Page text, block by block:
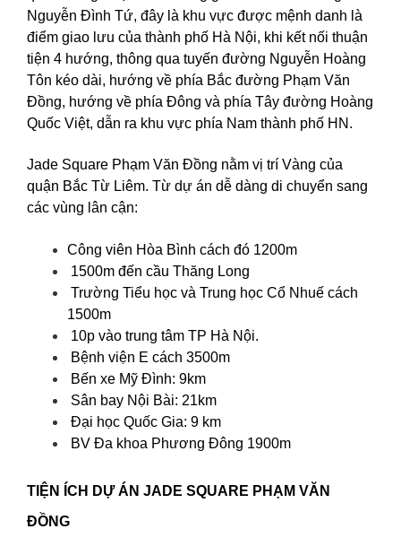
Nguyễn Đình Tứ, đây là khu vực được mệnh danh là
điểm giao lưu của thành phố Hà Nội, khi kết nối thuận
tiện 4 hướng, thông qua tuyến đường Nguyễn Hoàng
Tôn kéo dài, hướng về phía Bắc đường Phạm Văn
Đồng, hướng về phía Đông và phía Tây đường Hoàng
Quốc Việt, dẫn ra khu vực phía Nam thành phố HN.
Jade Square Phạm Văn Đồng nằm vị trí Vàng của
quận Bắc Từ Liêm. Từ dự án dễ dàng di chuyển sang
các vùng lân cận:
Công viên Hòa Bình cách đó 1200m
1500m đến cầu Thăng Long
Trường Tiểu học và Trung học Cổ Nhuế cách
1500m
10p vào trung tâm TP Hà Nội.
Bệnh viện E cách 3500m
Bến xe Mỹ Đình: 9km
Sân bay Nội Bài: 21km
Đại học Quốc Gia: 9 km
BV Đa khoa Phương Đông 1900m
TIỆN ÍCH DỰ ÁN JADE SQUARE PHẠM VĂN
ĐỒNG